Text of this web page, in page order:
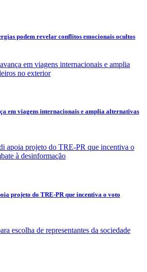
podem revelar conflitos emocionais ocultos
em viagens internacionais e amplia alternativas
projeto do TRE-PR que incentiva o voto